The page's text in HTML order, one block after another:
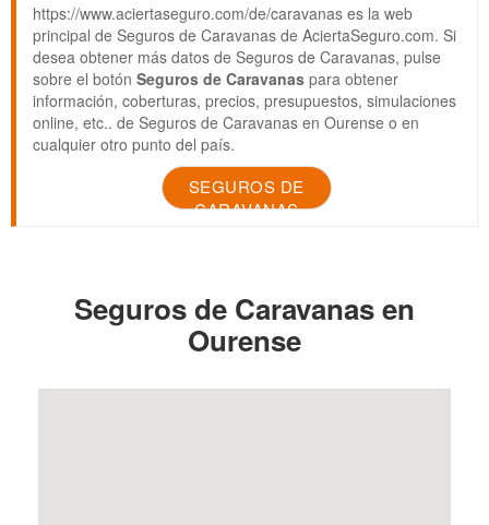
https://www.aciertaseguro.com/de/caravanas es la web
principal de Seguros de Caravanas de AciertaSeguro.com. Si
desea obtener más datos de Seguros de Caravanas, pulse
sobre el botón Seguros de Caravanas para obtener
información, coberturas, precios, presupuestos, simulaciones
online, etc.. de Seguros de Caravanas en Ourense o en
cualquier otro punto del país.
SEGUROS DE
CARAVANAS
Seguros de Caravanas en
Ourense